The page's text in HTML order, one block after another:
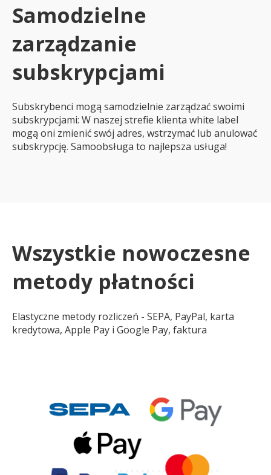
Samodzielne
zarządzanie
subskrypcjami
Subskrybenci mogą samodzielnie zarządzać swoimi
subskrypcjami: W naszej strefie klienta white label
mogą oni zmienić swój adres, wstrzymać lub anulować
subskrypcję. Samoobsługa to najlepsza usługa!
Wszystkie nowoczesne
metody płatności
Elastyczne metody rozliczeń - SEPA, PayPal, karta
kredytowa, Apple Pay i Google Pay, faktura